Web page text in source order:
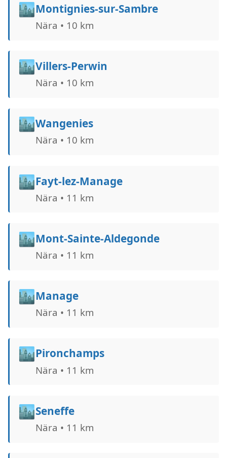
🏙️Montignies-sur-Sambre
Nära • 10 km
🏙️Villers-Perwin
Nära • 10 km
🏙️Wangenies
Nära • 10 km
🏙️Fayt-lez-Manage
Nära • 11 km
🏙️Mont-Sainte-Aldegonde
Nära • 11 km
🏙️Manage
Nära • 11 km
🏙️Pironchamps
Nära • 11 km
🏙️Seneffe
Nära • 11 km